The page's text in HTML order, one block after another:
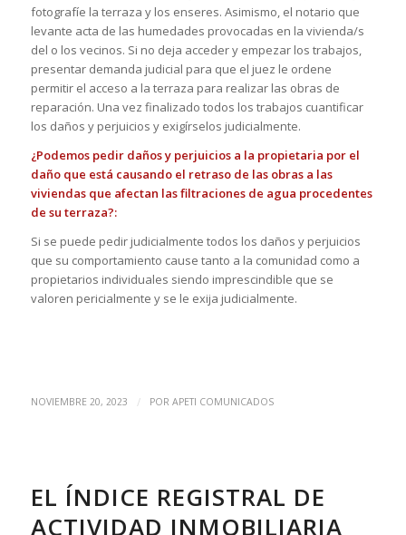
fotografíe la terraza y los enseres. Asimismo, el notario que
levante acta de las humedades provocadas en la vivienda/s
del o los vecinos. Si no deja acceder y empezar los trabajos,
presentar demanda judicial para que el juez le ordene
permitir el acceso a la terraza para realizar las obras de
reparación. Una vez finalizado todos los trabajos cuantificar
los daños y perjuicios y exigírselos judicialmente.
¿Podemos pedir daños y perjuicios a la propietaria por el
daño que está causando el retraso de las obras a las
viviendas que afectan las filtraciones de agua procedentes
de su terraza?:
Si se puede pedir judicialmente todos los daños y perjuicios
que su comportamiento cause tanto a la comunidad como a
propietarios individuales siendo imprescindible que se
valoren pericialmente y se le exija judicialmente.
NOVIEMBRE 20, 2023 / POR APETI COMUNICADOS
EL ÍNDICE REGISTRAL DE
ACTIVIDAD INMOBILIARIA